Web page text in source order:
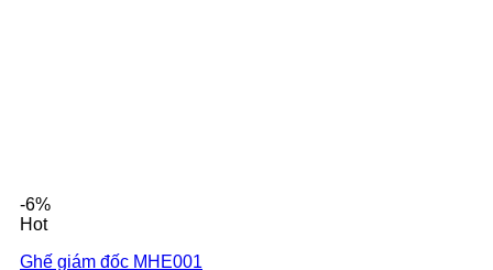
-6%
Hot
Ghế giám đốc MHE001